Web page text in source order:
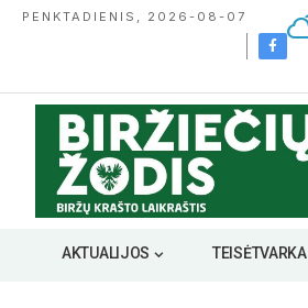
PENKTADIENIS, 2026-08-07
AKTUALIJOS TEISĖTVARKA